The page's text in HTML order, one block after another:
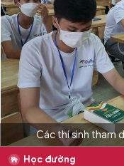
Các thí sinh tham
Học đường